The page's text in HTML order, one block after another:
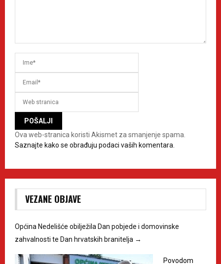
Ova web-stranica koristi Akismet za smanjenje spama.
Saznajte kako se obrađuju podaci vaših komentara.
VEZANE OBJAVE
Općina Nedelišće obilježila Dan pobjede i domovinske
zahvalnosti te Dan hrvatskih branitelja →
Povodom